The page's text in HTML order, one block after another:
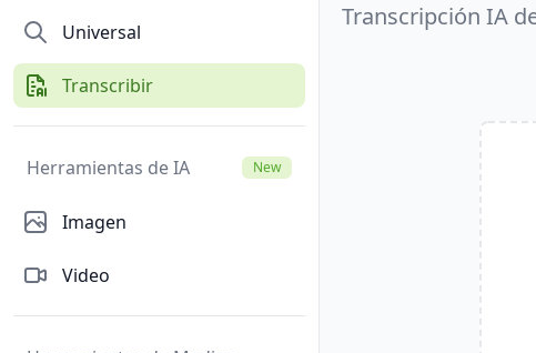
Universal
Transcribir
Herramientas de IA New
Imagen
Video
Transcripción IA